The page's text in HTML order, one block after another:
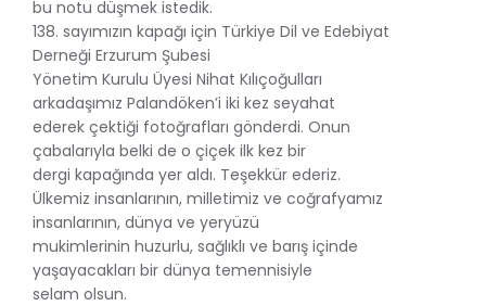
bu notu düşmek istedik.
138. sayımızın kapağı için Türkiye Dil ve Edebiyat
Derneği Erzurum Şubesi
Yönetim Kurulu Üyesi Nihat Kılıçoğulları
arkadaşımız Palandöken’i iki kez seyahat
ederek çektiği fotoğrafları gönderdi. Onun
çabalarıyla belki de o çiçek ilk kez bir
dergi kapağında yer aldı. Teşekkür ederiz.
Ülkemiz insanlarının, milletimiz ve coğrafyamız
insanlarının, dünya ve yeryüzü
mukimlerinin huzurlu, sağlıklı ve barış içinde
yaşayacakları bir dünya temennisiyle
selam olsun.